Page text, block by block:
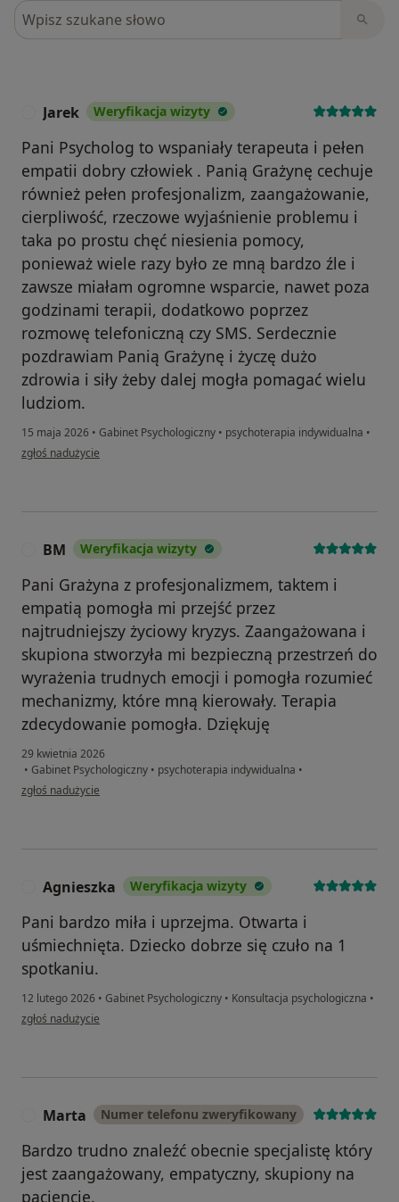
Szukaj w opiniach
Jarek Weryfikacja wizyty
Pani Psycholog to wspaniały terapeuta i pełen
empatii dobry człowiek . Panią Grażynę cechuje
również pełen profesjonalizm, zaangażowanie,
cierpliwość, rzeczowe wyjaśnienie problemu i
taka po prostu chęć niesienia pomocy,
ponieważ wiele razy było ze mną bardzo źle i
zawsze miałam ogromne wsparcie, nawet poza
godzinami terapii, dodatkowo poprzez
rozmowę telefoniczną czy SMS. Serdecznie
pozdrawiam Panią Grażynę i życzę dużo
zdrowia i siły żeby dalej mogła pomagać wielu
ludziom.
15 maja 2026 • Gabinet Psychologiczny • psychoterapia indywidualna •
w opinii użytkownika Jarek
zgłoś nadużycie
BM Weryfikacja wizyty
Pani Grażyna z profesjonalizmem, taktem i
empatią pomogła mi przejść przez
najtrudniejszy życiowy kryzys. Zaangażowana i
skupiona stworzyła mi bezpieczną przestrzeń do
wyrażenia trudnych emocji i pomogła rozumieć
mechanizmy, które mną kierowały. Terapia
zdecydowanie pomogła. Dziękuję
29 kwietnia 2026
• Gabinet Psychologiczny • psychoterapia indywidualna •
w opinii użytkownika BM
zgłoś nadużycie
Agnieszka Weryfikacja wizyty
Pani bardzo miła i uprzejma. Otwarta i
uśmiechnięta. Dziecko dobrze się czuło na 1
spotkaniu.
12 lutego 2026 • Gabinet Psychologiczny • Konsultacja psychologiczna •
w opinii użytkownika Agnieszka
zgłoś nadużycie
Marta Numer telefonu zweryfikowany
Bardzo trudno znaleźć obecnie specjalistę który
jest zaangażowany, empatyczny, skupiony na
pacjencie.